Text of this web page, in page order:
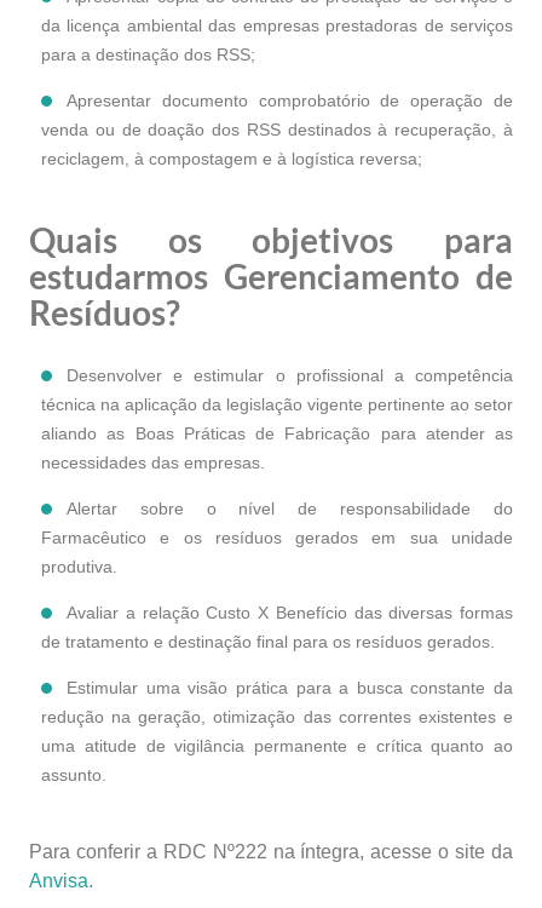
da licença ambiental das empresas prestadoras de serviços
para a destinação dos RSS;
Apresentar documento comprobatório de operação de
venda ou de doação dos RSS destinados à recuperação, à
reciclagem, à compostagem e à logística reversa;
Quais os objetivos para
estudarmos Gerenciamento de
Resíduos?
Desenvolver e estimular o profissional a competência
técnica na aplicação da legislação vigente pertinente ao setor
aliando as Boas Práticas de Fabricação para atender as
necessidades das empresas.
Alertar sobre o nível de responsabilidade do
Farmacêutico e os resíduos gerados em sua unidade
produtiva.
Avaliar a relação Custo X Benefício das diversas formas
de tratamento e destinação final para os resíduos gerados.
Estimular uma visão prática para a busca constante da
redução na geração, otimização das correntes existentes e
uma atitude de vigilância permanente e crítica quanto ao
assunto.
Para conferir a RDC Nº222 na íntegra, acesse o site da
Anvisa.